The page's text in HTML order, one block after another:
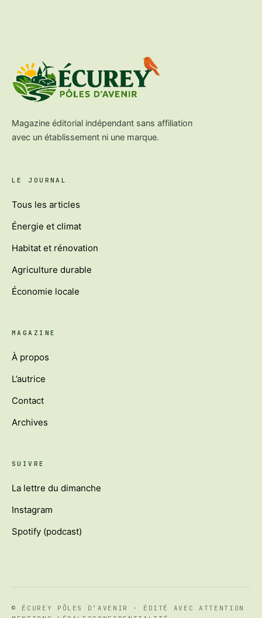
Magazine éditorial indépendant sans affiliation
avec un établissement ni une marque.
LE JOURNAL
Tous les articles
Énergie et climat
Habitat et rénovation
Agriculture durable
Économie locale
MAGAZINE
À propos
L’autrice
Contact
Archives
SUIVRE
La lettre du dimanche
Instagram
Spotify (podcast)
© ÉCUREY PÔLES D’AVENIR · ÉDITÉ AVEC ATTENTION